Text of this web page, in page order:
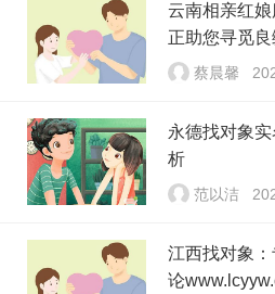
云南相亲红
正助您寻觅良
蔡晨馨
永德找对象
析
范以洁
江西找对象
论